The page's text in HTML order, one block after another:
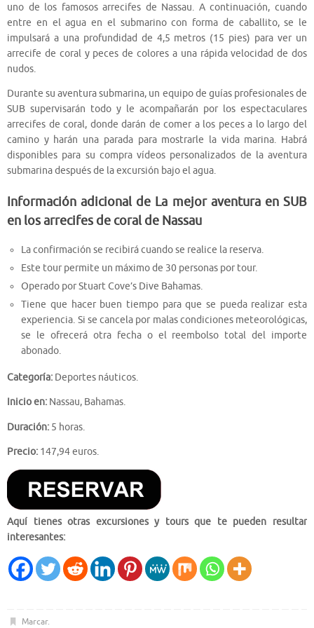
uno de los famosos arrecifes de Nassau. A continuación, cuando
entre en el agua en el submarino con forma de caballito, se le
impulsará a una profundidad de 4,5 metros (15 pies) para ver un
arrecife de coral y peces de colores a una rápida velocidad de dos
nudos.
Durante su aventura submarina, un equipo de guías profesionales de
SUB supervisarán todo y le acompañarán por los espectaculares
arrecifes de coral, donde darán de comer a los peces a lo largo del
camino y harán una parada para mostrarle la vida marina. Habrá
disponibles para su compra vídeos personalizados de la aventura
submarina después de la excursión bajo el agua.
Información adicional de La mejor aventura en SUB
en los arrecifes de coral de Nassau
La confirmación se recibirá cuando se realice la reserva.
Este tour permite un máximo de 30 personas por tour.
Operado por Stuart Cove’s Dive Bahamas.
Tiene que hacer buen tiempo para que se pueda realizar esta
experiencia. Si se cancela por malas condiciones meteorológicas,
se le ofrecerá otra fecha o el reembolso total del importe
abonado.
Categoría: Deportes náuticos.
Inicio en: Nassau, Bahamas.
Duración: 5 horas.
Precio: 147,94 euros.
Aquí tienes otras excursiones y tours que te pueden resultar
interesantes:
Marcar.